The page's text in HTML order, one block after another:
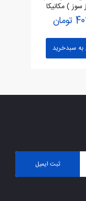
سوز ) مکانیکا
به سبدخرید
ثبت ایمیل